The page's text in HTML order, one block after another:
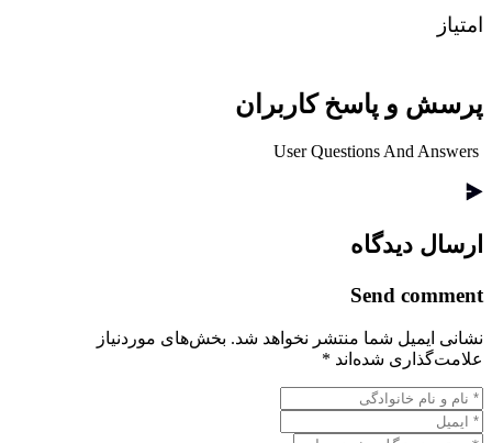
امتیاز
پرسش و پاسخ کاربران
ارسال دیدگاه
Send comment
نشانی ایمیل شما منتشر نخواهد شد. بخش‌های موردنیاز
علامت‌گذاری شده‌اند *